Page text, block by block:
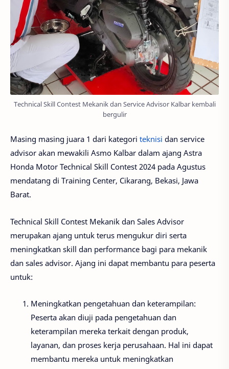
Technical Skill Contest Mekanik dan Service Advisor Kalbar kembali
bergulir
Masing masing juara 1 dari kategori teknisi dan service
advisor akan mewakili Asmo Kalbar dalam ajang Astra
Honda Motor Technical Skill Contest 2024 pada Agustus
mendatang di Training Center, Cikarang, Bekasi, Jawa
Barat.
Technical Skill Contest Mekanik dan Sales Advisor
merupakan ajang untuk terus mengukur diri serta
meningkatkan skill dan performance bagi para mekanik
dan sales advisor. Ajang ini dapat membantu para peserta
untuk:
Meningkatkan pengetahuan dan keterampilan:
Peserta akan diuji pada pengetahuan dan
keterampilan mereka terkait dengan produk,
layanan, dan proses kerja perusahaan. Hal ini dapat
membantu mereka untuk meningkatkan